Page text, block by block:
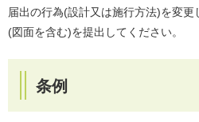
届出の行為(設計又は施行方法)を変更
(図面を含む)を提出してください。
条例